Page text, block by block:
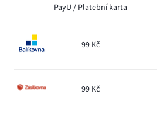
PayU / Platební karta
99 Kč
99 Kč